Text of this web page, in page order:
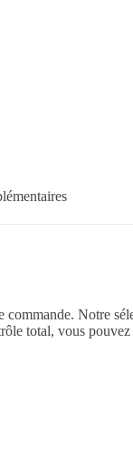
Notre
total, vous